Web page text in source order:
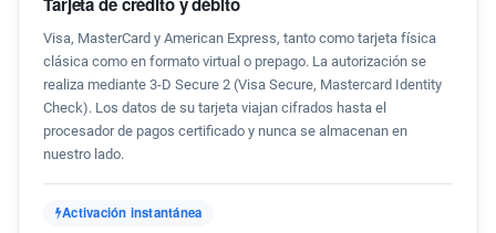
Visa, MasterCard y American Express, tanto como tarjeta física
clásica como en formato virtual o prepago. La autorización se
realiza mediante 3-D Secure 2 (Visa Secure, Mastercard Identity
Check). Los datos de su tarjeta viajan cifrados hasta el
procesador de pagos certificado y nunca se almacenan en
nuestro lado.
Activación instantánea